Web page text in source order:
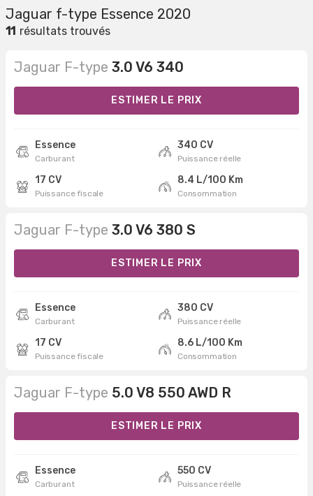
Jaguar f-type Essence 2020
11 résultats trouvés
Jaguar F-type 3.0 V6 340
ESTIMER LE PRIX
Essence
Carburant
340 CV
Puissance réelle
17 CV
Puissance fiscale
8.4 L/100 Km
Consommation
Jaguar F-type 3.0 V6 380 S
ESTIMER LE PRIX
Essence
Carburant
380 CV
Puissance réelle
17 CV
Puissance fiscale
8.6 L/100 Km
Consommation
Jaguar F-type 5.0 V8 550 AWD R
ESTIMER LE PRIX
Essence
Carburant
550 CV
Puissance réelle